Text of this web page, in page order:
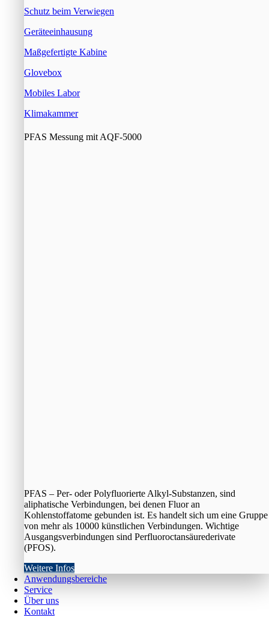
Schutz beim Verwiegen
Geräteeinhausung
Maßgefertigte Kabine
Glovebox
Mobiles Labor
Klimakammer
PFAS Messung mit AQF-5000
PFAS – Per- oder Polyfluorierte Alkyl-Substanzen, sind
aliphatische Verbindungen, bei denen Fluor an
Kohlenstoffatome gebunden ist. Es handelt sich um eine Gruppe
von mehr als 10000 künstlichen Verbindungen. Wichtige
Ausgangsverbindungen sind Perfluoroctansäurederivate
(PFOS).
Weitere Infos
Anwendungsbereiche
Service
Über uns
Kontakt